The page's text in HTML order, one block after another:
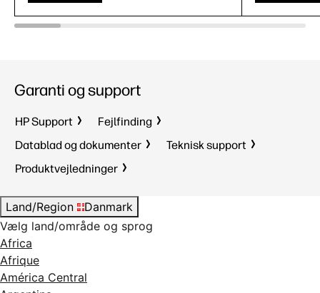
Garanti og support
HP Support
Fejlfinding
Datablad og dokumenter
Teknisk support
Produktvejledninger
Land/Region
Danmark
Vælg land/område og sprog
Africa
Afrique
América Central